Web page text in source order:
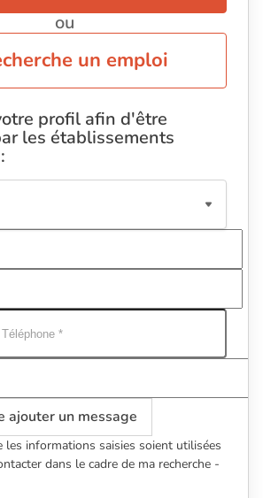
ou
un emploi
profil afin d'être
les établissements
ajouter un message
les informations saisies soient utilisées
dans le cadre de ma recherche -